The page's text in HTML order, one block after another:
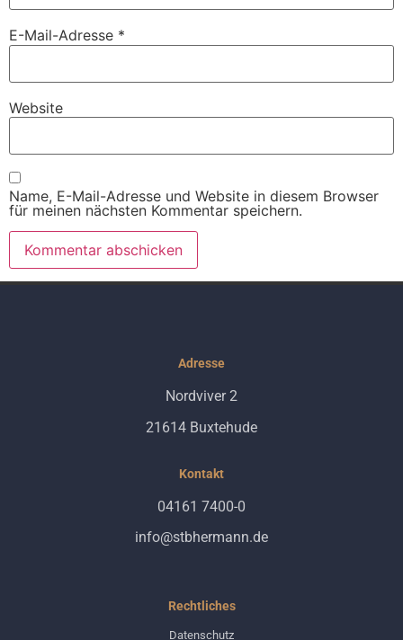
E-Mail-Adresse *
Website
Name, E-Mail-Adresse und Website in diesem Browser
für meinen nächsten Kommentar speichern.
Adresse
Nordviver 2
21614 Buxtehude
Kontakt
04161 7400-0
info@stbhermann.de
Rechtliches
Datenschutz